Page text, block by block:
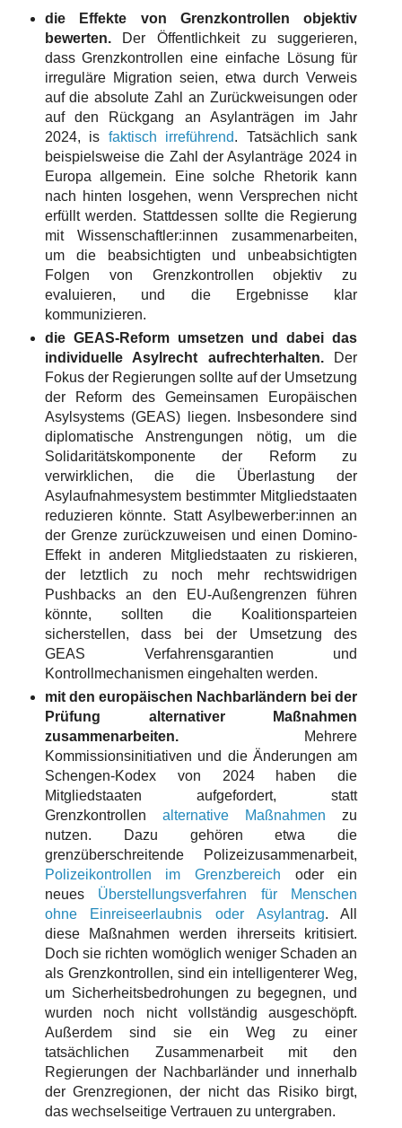
die Effekte von Grenzkontrollen objektiv
bewerten.Der Öffentlichkeit zu suggerieren,
dass Grenzkontrollen eine einfache Lösung für
irreguläre Migration seien, etwa durch Verweis
auf die absolute Zahl an Zurückweisungen oder
auf den Rückgang an Asylanträgen im Jahr
2024, is faktisch irreführend. Tatsächlich sank
beispielsweise die Zahl der Asylanträge 2024 in
Europa allgemein. Eine solche Rhetorik kann
nach hinten losgehen, wenn Versprechen nicht
erfüllt werden. Stattdessen sollte die Regierung
mit Wissenschaftler:innen zusammenarbeiten,
um die beabsichtigten und unbeabsichtigten
Folgen von Grenzkontrollen objektiv zu
evaluieren, und die Ergebnisse klar
kommunizieren.
die GEAS-Reform umsetzen und dabei das
individuelle Asylrecht aufrechterhalten.Der
Fokus der Regierungen sollte auf der Umsetzung
der Reform des Gemeinsamen Europäischen
Asylsystems (GEAS) liegen. Insbesondere sind
diplomatische Anstrengungen nötig, um die
Solidaritätskomponente der Reform zu
verwirklichen, die die Überlastung der
Asylaufnahmesystem bestimmter Mitgliedstaaten
reduzieren könnte. Statt Asylbewerber:innen an
der Grenze zurückzuweisen und einen Domino-
Effekt in anderen Mitgliedstaaten zu riskieren,
der letztlich zu noch mehr rechtswidrigen
Pushbacks an den EU-Außengrenzen führen
könnte, sollten die Koalitionsparteien
sicherstellen, dass bei der Umsetzung des
GEAS Verfahrensgarantien und
Kontrollmechanismen eingehalten werden.
mit den europäischen Nachbarländern bei der
Prüfung alternativer Maßnahmen
zusammenarbeiten. Mehrere
Kommissionsinitiativen und die Änderungen am
Schengen-Kodex von 2024 haben die
Mitgliedstaaten aufgefordert, statt
Grenzkontrollen alternative Maßnahmenzu
nutzen. Dazu gehören etwa die
grenzüberschreitende Polizeizusammenarbeit,
Polizeikontrollen im Grenzbereich oder ein
neues Überstellungsverfahren für Menschen
ohne Einreiseerlaubnis oder Asylantrag. All
diese Maßnahmen werden ihrerseits kritisiert.
Doch sie richten womöglich weniger Schaden an
als Grenzkontrollen, sind ein intelligenterer Weg,
um Sicherheitsbedrohungen zu begegnen, und
wurden noch nicht vollständig ausgeschöpft.
Außerdem sind sie ein Weg zu einer
tatsächlichen Zusammenarbeit mit den
Regierungen der Nachbarländer und innerhalb
der Grenzregionen, der nicht das Risiko birgt,
das wechselseitige Vertrauen zu untergraben.